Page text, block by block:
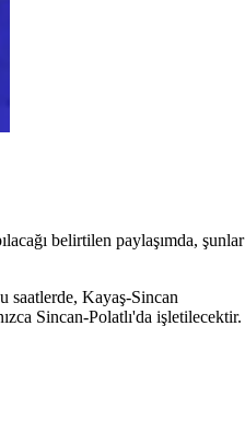
belirtilen paylaşımda, şunlar
saatlerde, Kayaş-Sincan
Sincan-Polatlı'da işletilecektir.